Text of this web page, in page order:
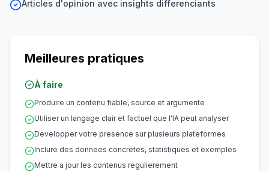
Articles d'opinion avec insights differenciants
Meilleures pratiques
À faire
Produire un contenu fiable, source et argumente
Utiliser un langage clair et factuel que l'IA peut analyser
Developper votre presence sur plusieurs plateformes
Inclure des donnees concretes, statistiques et exemples
Mettre a jour les contenus regulierement